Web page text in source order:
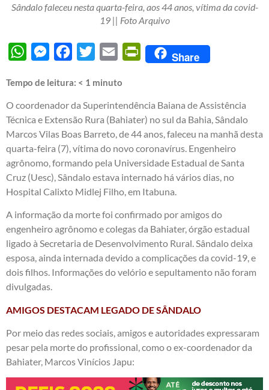
Sândalo faleceu nesta quarta-feira, aos 44 anos, vítima da covid-
19 || Foto Arquivo
WhatsAppMessengerFacebook
Twitter Email PrintFriendly
Share
Tempo de leitura: < 1 minuto
O coordenador da Superintendência Baiana de Assistência
Técnica e Extensão Rura (Bahiater) no sul da Bahia, Sândalo
Marcos Vilas Boas Barreto, de 44 anos, faleceu na manhã desta
quarta-feira (7), vítima do novo coronavírus. Engenheiro
agrônomo, formando pela Universidade Estadual de Santa
Cruz (Uesc), Sândalo estava internado há vários dias, no
Hospital Calixto Midlej Filho, em Itabuna.
A informação da morte foi confirmado por amigos do
engenheiro agrônomo e colegas da Bahiater, órgão estadual
ligado à Secretaria de Desenvolvimento Rural. Sândalo deixa
esposa, ainda internada devido a complicações da covid-19, e
dois filhos. Informações do velório e sepultamento não foram
divulgadas.
AMIGOS DESTACAM LEGADO DE SÂNDALO
Por meio das redes sociais, amigos e autoridades expressaram
pesar pela morte do profissional, como o ex-coordenador da
Bahiater, Marcos Vinícios Japu: